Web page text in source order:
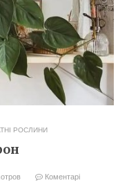
РОСЛИНИ
Коментарі